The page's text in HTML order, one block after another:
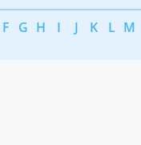
F G H I J K L M